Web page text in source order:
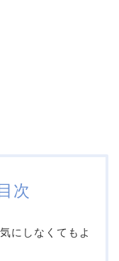
次
にしなくてもよ